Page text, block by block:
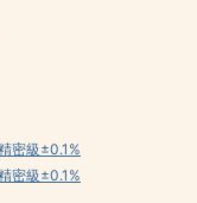
密級±0.1%
密級±0.1%